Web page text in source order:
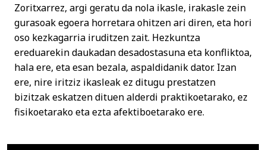
Zoritxarrez, argi geratu da nola ikasle, irakasle zein
gurasoak egoera horretara ohitzen ari diren, eta hori
oso kezkagarria iruditzen zait. Hezkuntza
ereduarekin daukadan desadostasuna eta konfliktoa,
hala ere, eta esan bezala, aspaldidanik dator. Izan
ere, nire iritziz ikasleak ez ditugu prestatzen
bizitzak eskatzen dituen alderdi praktikoetarako, ez
fisikoetarako eta ezta afektiboetarako ere.